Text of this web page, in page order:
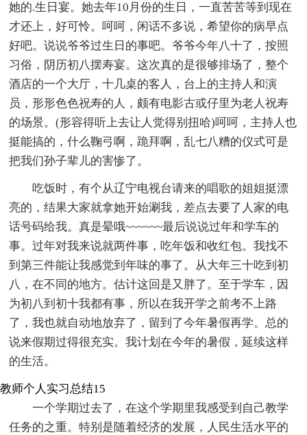
她的.生日宴。她去年10月份的生日，一直苦苦等到现在
才还上，好可怜。呵呵，闲话不多说，希望你的病早点
好吧。说说爷爷过生日的事吧。爷爷今年八十了，按照
习俗，阴历初八摆寿宴。这次真的是很够排场了，整个
酒店的一个大厅，十几桌的客人，台上的主持人和演
员，形形色色祝寿的人，颇有电影古或仔里为老人祝寿
的场景。(形容得听上去让人觉得别扭哈)呵呵，主持人也
挺能搞的，什么鞠弓啊，跪拜啊，乱七八糟的仪式可是
把我们孙子辈儿的害惨了。
吃饭时，有个从辽宁电视台请来的唱歌的姐姐挺漂
亮的，结果大家就拿她开始涮我，差点去要了人家的电
话号码给我。真是晕哦~~~~~~最后说说过年和学车的
事。过年对我来说就两件事，吃年饭和收红包。我找不
到第三件能让我感觉到年味的事了。从大年三十吃到初
八，在不同的地方。估计这回是又胖了。至于学车，因
为初八到初十我都有事，所以在我开学之前考不上路
了，我也就自动地放弃了，留到了今年暑假再学。总的
说来假期过得很充实。我计划在今年的暑假，延续这样
的生活。
教师个人实习总结15
一个学期过去了，在这个学期里我感受到自己教学
任务的之重。特别是随着经济的发展，人民生活水平的